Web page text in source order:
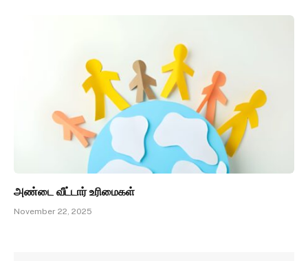
அண்டை வீட்டார் உரிமைகள்
November 22, 2025